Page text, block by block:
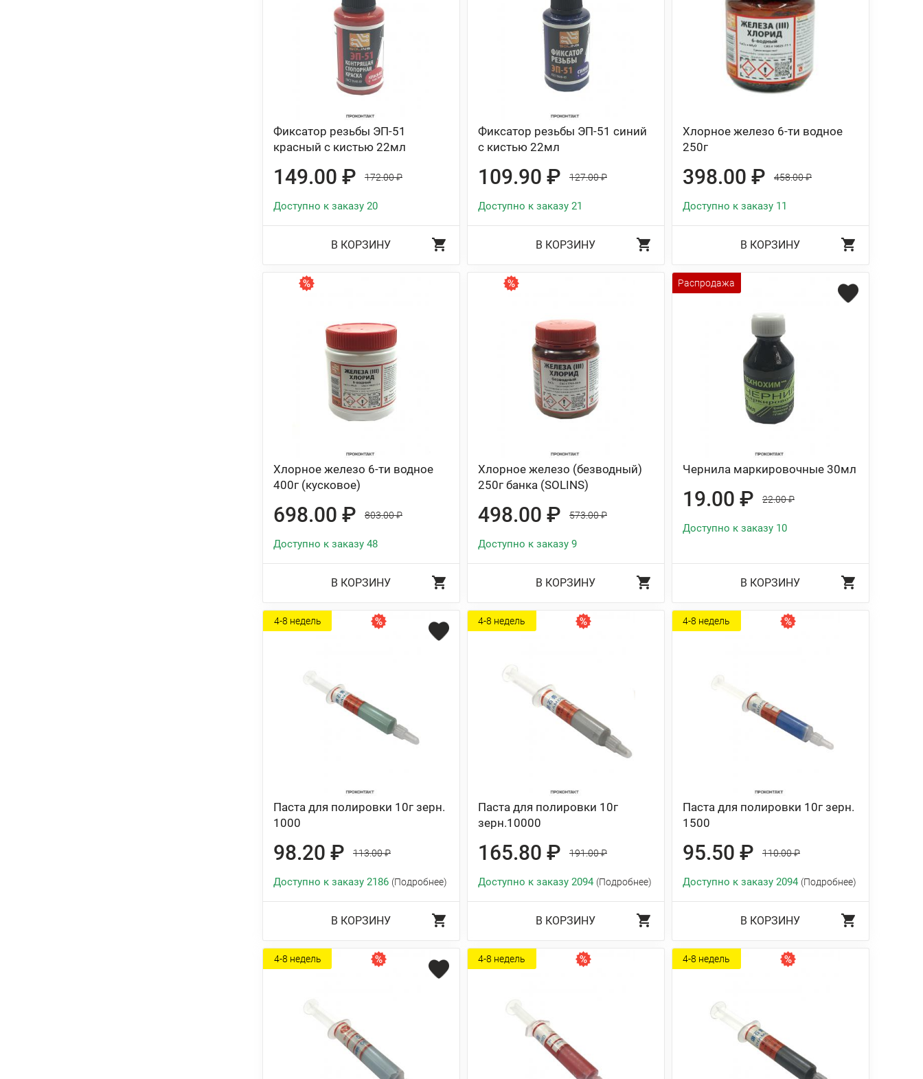
Фиксатор резьбы ЭП-51
красный с кистью 22мл
149.00 ₽ 172.00 ₽
Доступно к заказу 20
В КОРЗИНУ
Фиксатор резьбы ЭП-51 синий
с кистью 22мл
109.90 ₽ 127.00 ₽
Доступно к заказу 21
В КОРЗИНУ
Хлорное железо 6-ти водное
250г
398.00 ₽ 458.00 ₽
Доступно к заказу 11
В КОРЗИНУ
Хлорное железо 6-ти водное
400г (кусковое)
698.00 ₽ 803.00 ₽
Доступно к заказу 48
В КОРЗИНУ
Хлорное железо (безводный)
250г банка (SOLINS)
498.00 ₽ 573.00 ₽
Доступно к заказу 9
В КОРЗИНУ
Чернила маркировочные 30мл
19.00 ₽ 22.00 ₽
Распродажа
Доступно к заказу 10
В КОРЗИНУ
Паста для полировки 10г зерн.
1000
98.20 ₽ 113.00 ₽
4-8 недель
Доступно к заказу 2186 (Подробнее)
В КОРЗИНУ
Паста для полировки 10г
зерн.10000
165.80 ₽ 191.00 ₽
4-8 недель
Доступно к заказу 2094 (Подробнее)
В КОРЗИНУ
Паста для полировки 10г зерн.
1500
95.50 ₽ 110.00 ₽
4-8 недель
Доступно к заказу 2094 (Подробнее)
В КОРЗИНУ
4-8 недель 4-8 недель 4-8 недель